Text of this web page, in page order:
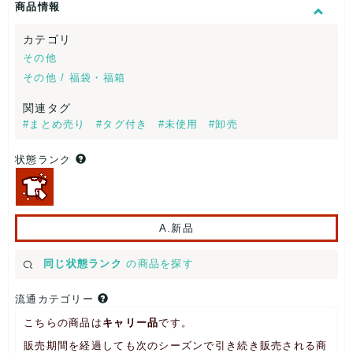
商品情報
カテゴリ
その他
その他 / 福袋・福箱
関連タグ
#まとめ売り #タグ付き #未使用 #卸売
状態ランク
A.新品
同じ状態ランク の商品を探す
流通カテゴリー
こちらの商品は キャリー品です。
販売期間を経過しても次のシーズンで引き続き販売される商